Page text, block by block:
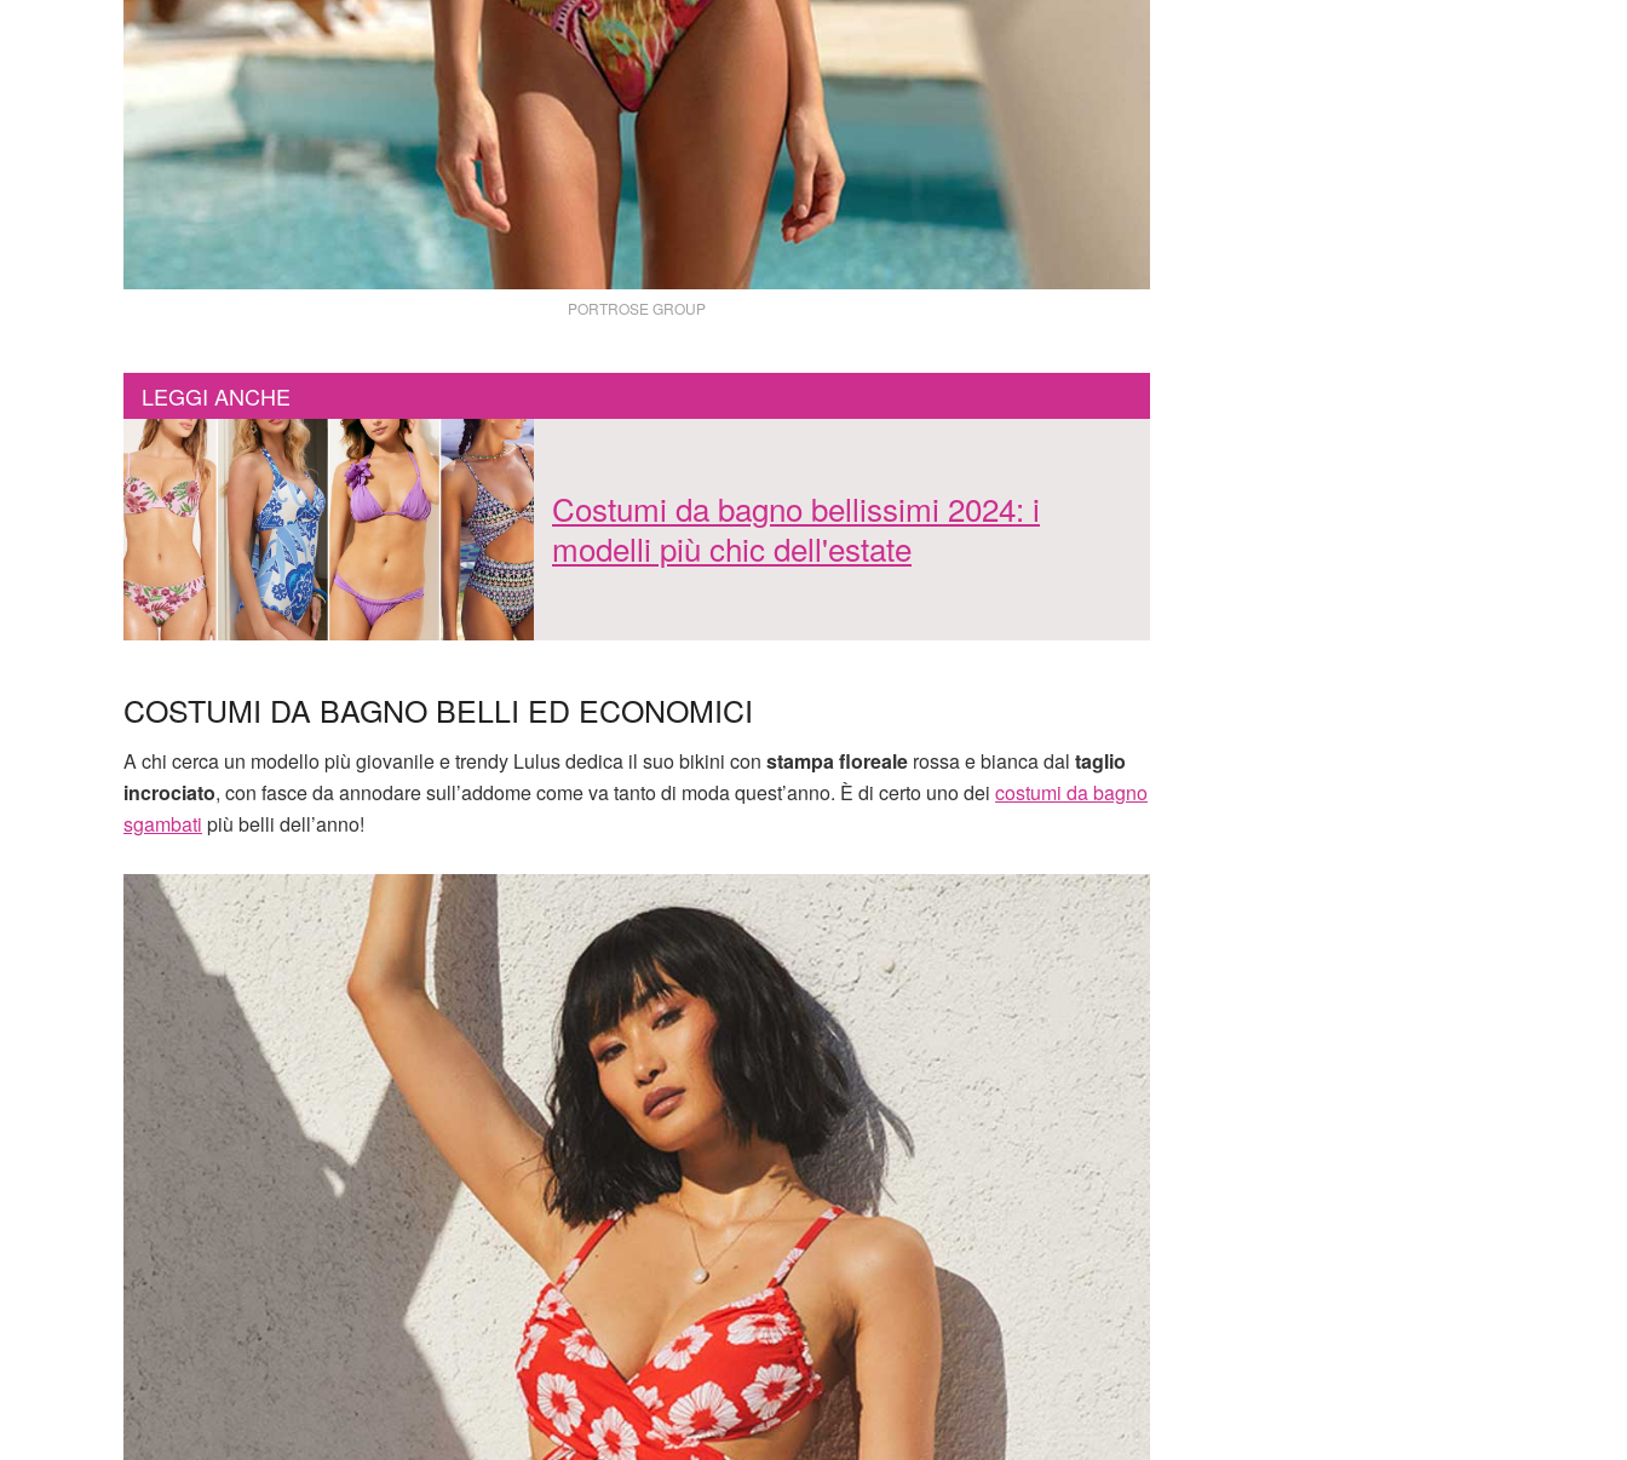
PORTROSE GROUP
LEGGI ANCHE
Costumi da bagno bellissimi 2024: i
modelli più chic dell'estate
COSTUMI DA BAGNO BELLI ED ECONOMICI
A chi cerca un modello più giovanile e trendy Lulus dedica il suo bikini con stampa floreale rossa e bianca dal taglio
incrociato, con fasce da annodare sull’addome come va tanto di moda quest’anno. È di certo uno dei costumi da bagno
sgambati più belli dell’anno!